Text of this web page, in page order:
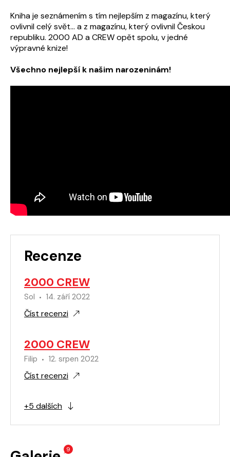
Kniha je seznámením s tím nejlepším z magazínu, který
ovlivnil celý svět... a z magazínu, který ovlivnil Českou
republiku. 2000 AD a CREW opět spolu, v jedné
výpravné knize!
Všechno nejlepší k našim narozeninám!
Recenze
2000 CREW
Sol 14. září 2022
Číst recenzi
2000 CREW
Filip 12. srpen 2022
Číst recenzi
+5 dalších
9